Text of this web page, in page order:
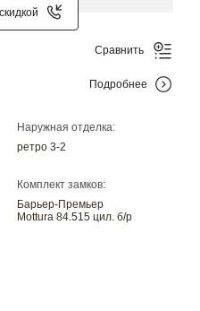
Наружная отделка:
ретро 3-2
Комплект замков:
Барьер-Премьер
Mottura 84.515 цил. б/р
Сравнить
Подробнее